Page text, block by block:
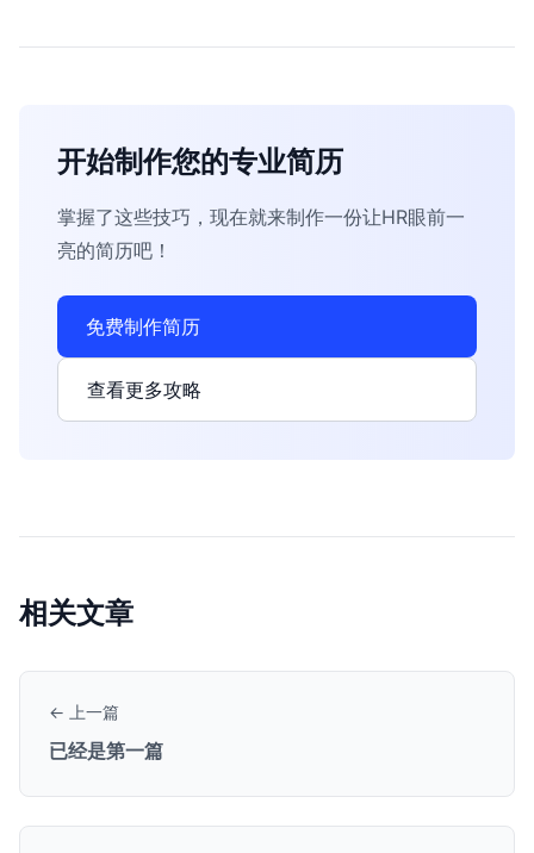
开始制作您的专业简历
掌握了这些技巧，现在就来制作一份让HR眼前一
亮的简历吧！
免费制作简历
查看更多攻略
相关文章
← 上一篇
已经是第一篇